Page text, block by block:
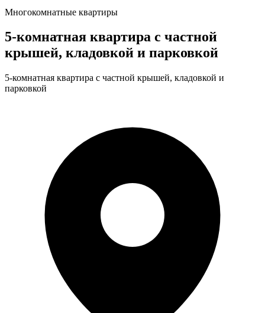
Многокомнатные квартиры
5-комнатная квартира с частной
крышей, кладовкой и парковкой
5-комнатная квартира с частной крышей, кладовкой и
парковкой